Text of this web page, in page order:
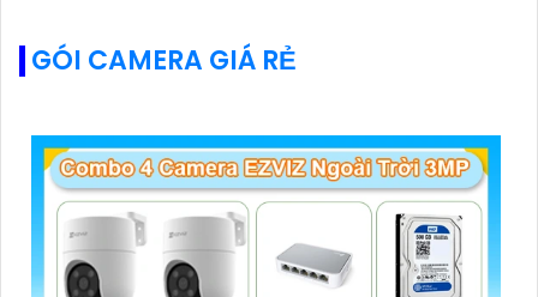
GÓI CAMERA GIÁ RẺ